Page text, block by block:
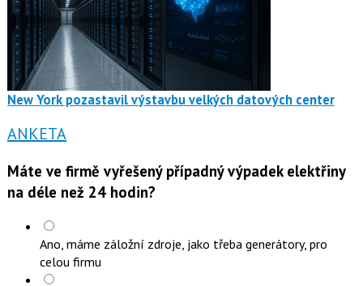
New York pozastavil výstavbu velkých datových center
ANKETA
Máte ve firmě vyřešený případný výpadek elektřiny
na déle než 24 hodin?
Ano, máme záložní zdroje, jako třeba generátory, pro
celou firmu